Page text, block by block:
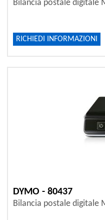
Bilancia postale digitale
RICHIEDI INFORMAZIONI
DYMO - 80437
Bilancia postale digitale